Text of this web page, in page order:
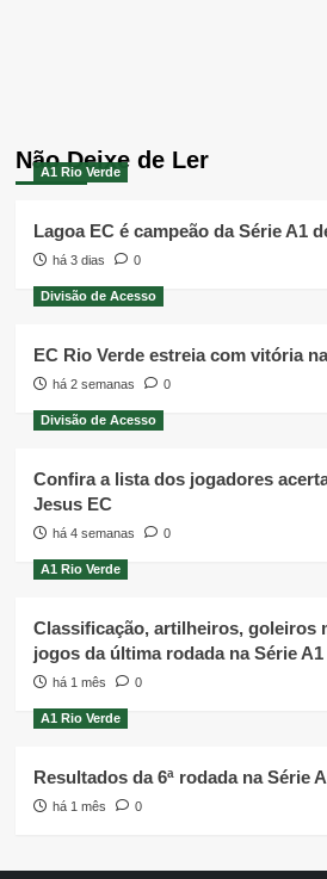
Não Deixe de Ler
A1 Rio Verde
Lagoa EC é campeão da Série A1
há 3 dias 0
Divisão de Acesso
EC Rio Verde estreia com vitória
há 2 semanas 0
Divisão de Acesso
Confira a lista dos jogadores
Jesus EC
há 4 semanas 0
A1 Rio Verde
Classificação, artilheiros, goleiros
jogos da última rodada na Série A1
há 1 mês 0
A1 Rio Verde
Resultados da 6ª rodada na Série
há 1 mês 0